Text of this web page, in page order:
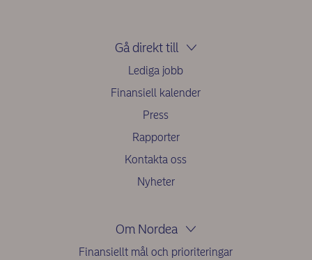
Gå direkt till
Lediga jobb
Finansiell kalender
Press
Rapporter
Kontakta oss
Nyheter
Om Nordea
Finansiellt mål och prioriteringar